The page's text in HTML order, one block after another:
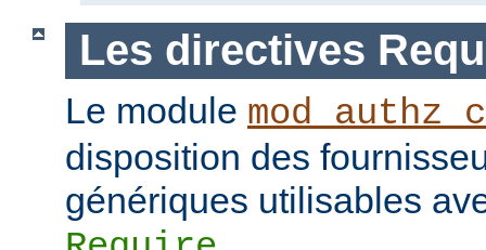
Les directives
Le module
disposition des
génériques utilisables